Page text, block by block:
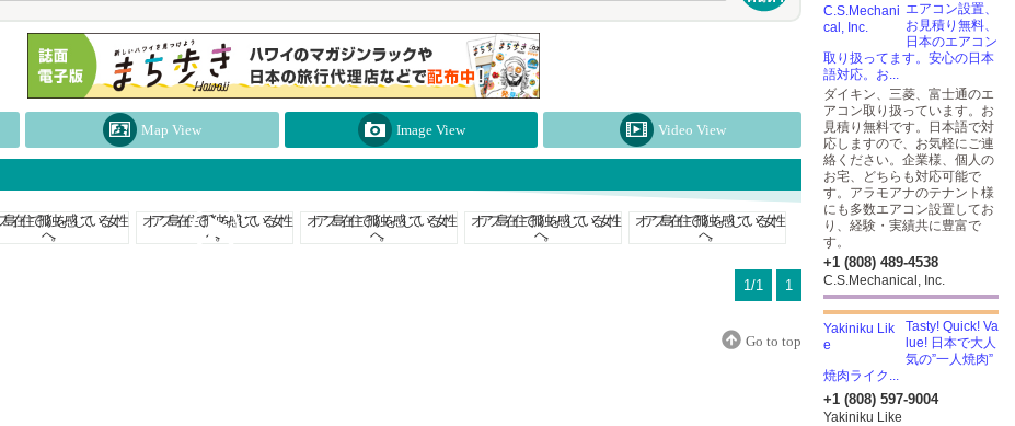
Map View Image View Video View
1/1 1
Go to top
エアコン設置、
お見積り無料、
日本のエアコン
取り扱ってます。安心の日本
語対応。お...
ダイキン、三菱、富士通のエ
アコン取り扱っています。お
見積り無料です。日本語で対
応しますので、お気軽にご連
絡ください。企業様、個人の
お宅、どちらも対応可能で
す。アラモアナのテナント様
にも多数エアコン設置してお
り、経験・実績共に豊富で
す。
+1 (808) 489-4538
C.S.Mechanical, Inc.
Tasty! Quick! Va
lue! 日本で大人
気の”一人焼肉”
焼肉ライク...
+1 (808) 597-9004
Yakiniku Like